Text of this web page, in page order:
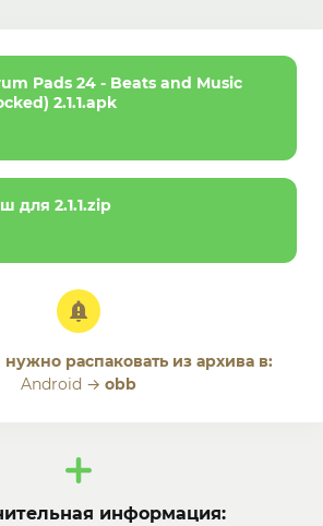
Pads 24 - Beats and Music
2.1.1.apk
для 2.1.1.zip
распаковать из архива в:
Android → obb
информация: